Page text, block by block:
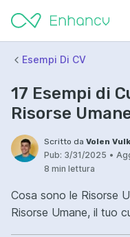
Esempi Di CV
17 Esempi di
Risorse
Scritto da Volen
Pub: 3/31/2025 •
8 min lettura
Cosa sono le Risorse
Risorse Umane, il tuo
tue capacità e